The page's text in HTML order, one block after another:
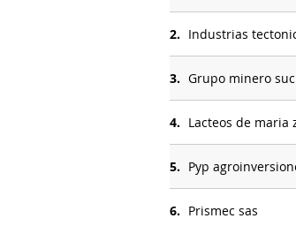
2. Industrias
3. Grupo minero
4. Lacteos de maria
5. Pyp
6. Prismec sas